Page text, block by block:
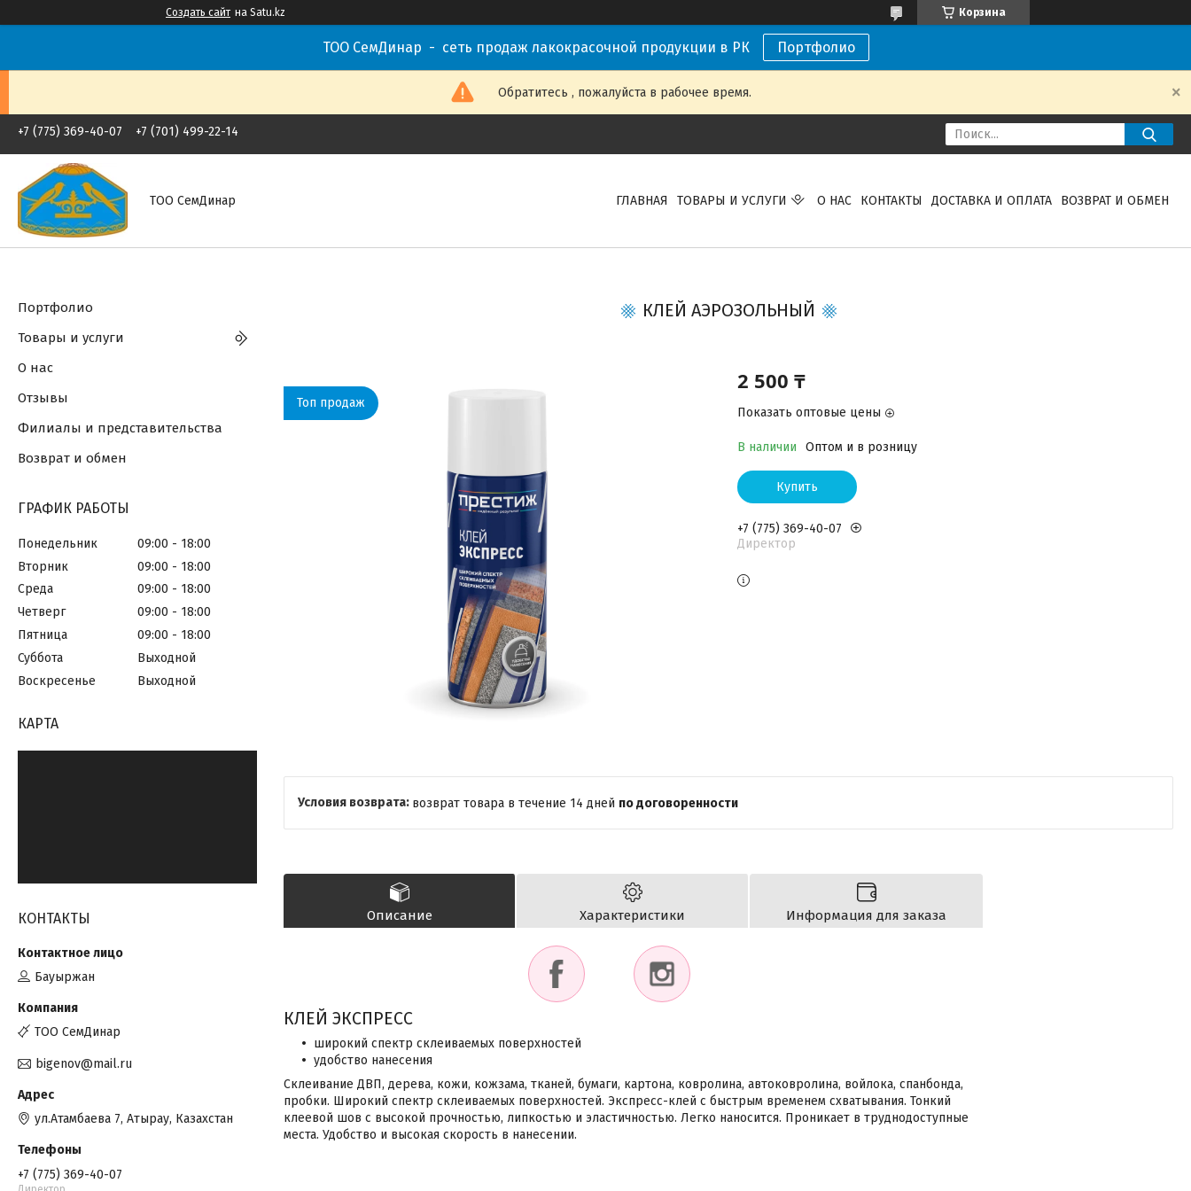
Создать сайт на Satu.kz Корзина
ТОО СемДинар - сеть продаж лакокрасочной продукции в РК Портфолио
Обратитесь , пожалуйста в рабочее время.
+7 (775) 369-40-07 +7 (701) 499-22-14
ТОО СемДинар ГЛАВНАЯ ТОВАРЫ И УСЛУГИ О НАС КОНТАКТЫ ДОСТАВКА И ОПЛАТА ВОЗВРАТ И ОБМЕН
КЛЕЙ АЭРОЗОЛЬНЫЙ
Топ продаж
2 500 ₸
Показать оптовые цены
В наличии Оптом и в розницу
Купить
+7 (775) 369-40-07
Директор
возврат товара в течение 14 дней по договоренности
Описание Характеристики Информация для заказа
КЛЕЙ ЭКСПРЕСС
широкий спектр склеиваемых поверхностей
удобство нанесения
Склеивание ДВП, дерева, кожи, кожзама, тканей, бумаги, картона, ковролина, автоковролина, войлока, спанбонда,
пробки. Широкий спектр склеиваемых поверхностей. Экспресс-клей с быстрым временем схватывания. Тонкий
клеевой шов с высокой прочностью, липкостью и эластичностью. Легко наносится. Проникает в труднодоступные
места. Удобство и высокая скорость в нанесении.
Портфолио
Товары и услуги
О нас
Отзывы
Филиалы и представительства
Возврат и обмен
ГРАФИК РАБОТЫ
Понедельник 09:00
18:00
Вторник
09:00
18:00
Среда
09:00
18:00
Четверг
09:00
18:00
Пятница
09:00
18:00
Суббота
Выходной
Воскресенье
Выходной
КАРТА
КОНТАКТЫ
Бауыржан
ТОО СемДинар
bigenov@mail.ru
ул.Атамбаева 7, Атырау, Казахстан
+7 (775) 369-40-07